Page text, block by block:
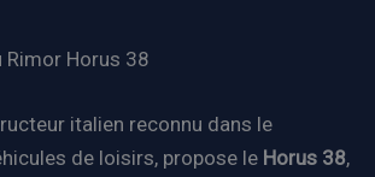
Horus 38
italien reconnu dans le
de loisirs, propose le Horus 38,